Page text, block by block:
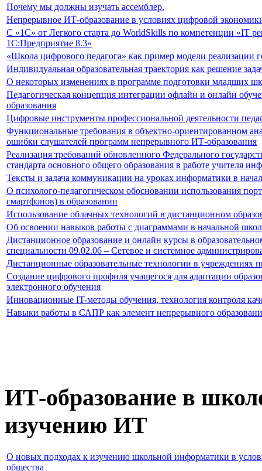
Почему мы должны изучать ассемблер.
Непрерывное ИТ-образование в условиях цифровой
С «1С» от Легкого старта до WorldSkills по компетенции «IT
1С:Предприятие 8.3»
«Школа цифрового педагога» как пример модели реализации
Индивидуальная образовательная траектория как решение
О некоторых изменениях в программе подготовки младших
Педагогическая концепция интеграции офлайн и онлайн
образования
Цифровые инструменты профессиональной деятельности
Функциональные требования в объектно-ориентированном
ошибки слушателей программ непрерывного ИТ-образования
Реализация требований обновленного Федерального
стандарта основного общего образования в работе учителя
Тексты и задача коммуникации на уроках информатики в
О психолого-педагогическом обосновании использования
смартфонов) в образовании
Использование облачных технологий в дистанционном
Об освоении навыков работы с диаграммами в начальной
Дистанционное образование и онлайн курсы в
специальности 09.02.06 – Сетевое и системное
Дистанционные образовательные технологии в учреждениях
Создание цифрового профиля учащегося для адаптации
электронного обучения
Инновационные IT-методы обучения, технология контроля
Навыки работы в САПР как элемент непрерывного
ИТ-образование в
изучению ИТ
О новых подходах к изучению школьной информатики в
общества